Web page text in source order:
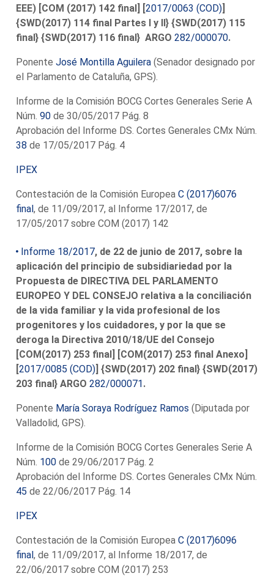
EEE) [COM (2017) 142 final] [2017/0063 (COD)]
{SWD(2017) 114 final Partes I y II} {SWD(2017) 115
final} {SWD(2017) 116 final} ARGO282/000070.
PonenteJosé Montilla Aguilera (Senador designado por
el Parlamento de Cataluña, GPS).
Informe de la Comisión BOCG Cortes Generales Serie A
Núm.90 de 30/05/2017 Pág. 8
Aprobación del Informe DS. Cortes Generales CMx Núm.
38 de 17/05/2017 Pág. 4
IPEX
Contestación de la Comisión EuropeaC (2017)6076
final, de 11/09/2017, al Informe 17/2017, de
17/05/2017 sobre COM (2017) 142
Informe 18/2017, de 22 de junio de 2017, sobre la
aplicación del principio de subsidiariedad por la
Propuesta de DIRECTIVA DEL PARLAMENTO
EUROPEO Y DEL CONSEJO relativa a la conciliación
de la vida familiar y la vida profesional de los
progenitores y los cuidadores, y por la que se
deroga la Directiva 2010/18/UE del Consejo
[COM(2017) 253 final] [COM(2017) 253 final Anexo]
[2017/0085 (COD)] {SWD(2017) 202 final} {SWD(2017)
203 final} ARGO282/000071.
Ponente María Soraya Rodríguez Ramos (Diputada por
Valladolid, GPS).
Informe de la Comisión BOCG Cortes Generales Serie A
Núm. 100 de 29/06/2017 Pág. 2
Aprobación del Informe DS. Cortes Generales CMx Núm.
45 de 22/06/2017 Pág. 14
IPEX
Contestación de la Comisión EuropeaC (2017)6096
final, de 11/09/2017, al Informe 18/2017, de
22/06/2017 sobre COM (2017) 253